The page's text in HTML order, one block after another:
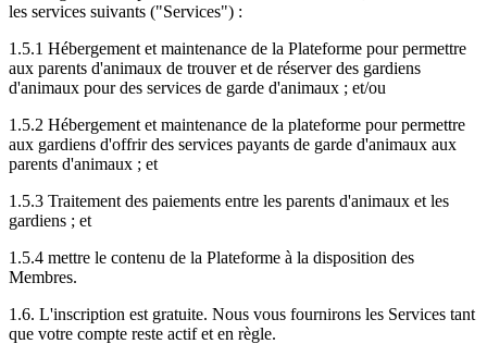
les services suivants ("Services") :
1.5.1 Hébergement et maintenance de la Plateforme pour permettre
aux parents d'animaux de trouver et de réserver des gardiens
d'animaux pour des services de garde d'animaux ; et/ou
1.5.2 Hébergement et maintenance de la plateforme pour permettre
aux gardiens d'offrir des services payants de garde d'animaux aux
parents d'animaux ; et
1.5.3 Traitement des paiements entre les parents d'animaux et les
gardiens ; et
1.5.4 mettre le contenu de la Plateforme à la disposition des
Membres.
1.6. L'inscription est gratuite. Nous vous fournirons les Services tant
que votre compte reste actif et en règle.